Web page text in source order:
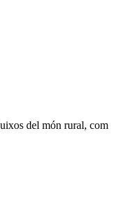
del món rural, com